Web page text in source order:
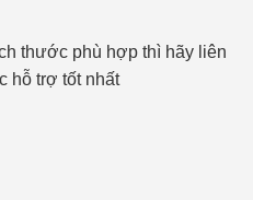
thước phù hợp thì hãy liên
hỗ trợ tốt nhất